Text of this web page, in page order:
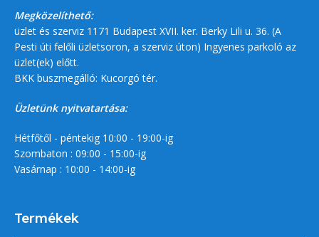
Megközelíthető:
üzlet és szerviz 1171 Budapest XVII. ker. Berky Lili u. 36. (A
Pesti úti felőli üzletsoron, a szerviz úton) Ingyenes parkoló az
üzlet(ek) előtt.
BKK buszmegálló: Kucorgó tér.
Üzletünk nyitvatartása:
Hétfőtől - péntekig 10:00 - 19:00-ig
Szombaton : 09:00 - 15:00-ig
Vasárnap : 10:00 - 14:00-ig
Termékek